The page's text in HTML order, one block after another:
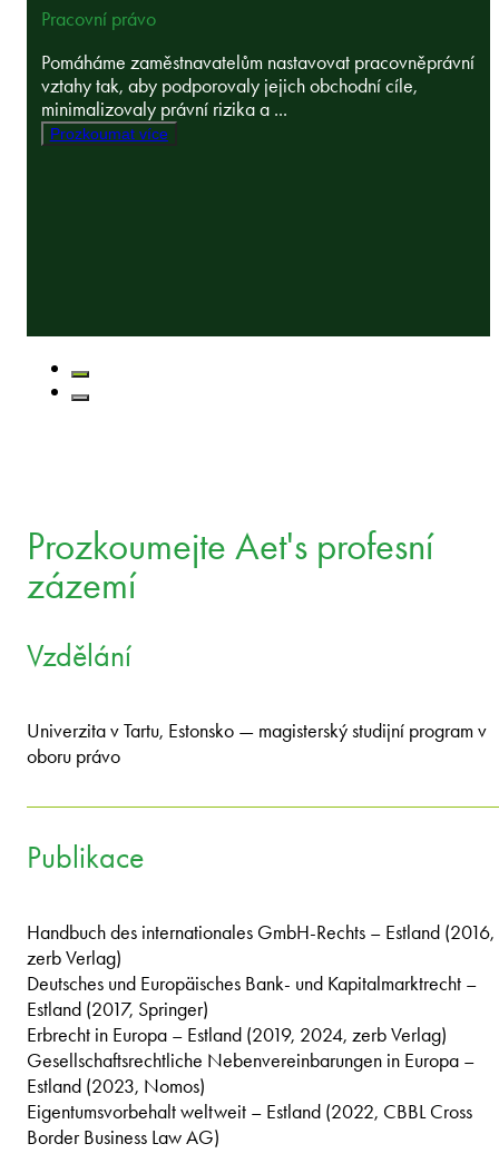
Pracovní právo
Pomáháme zaměstnavatelům nastavovat pracovněprávní
vztahy tak, aby podporovaly jejich obchodní cíle,
minimalizovaly právní rizika a ...
Prozkoumat více
Prozkoumejte Aet's profesní
zázemí
Vzdělání
Univerzita v Tartu, Estonsko — magisterský studijní program v
oboru právo
Publikace
Handbuch des internationales GmbH-Rechts – Estland (2016,
zerb Verlag)
Deutsches und Europäisches Bank- und Kapitalmarktrecht –
Estland (2017, Springer)
Erbrecht in Europa – Estland (2019, 2024, zerb Verlag)
Gesellschaftsrechtliche Nebenvereinbarungen in Europa –
Estland (2023, Nomos)
Eigentumsvorbehalt weltweit – Estland (2022, CBBL Cross
Border Business Law AG)